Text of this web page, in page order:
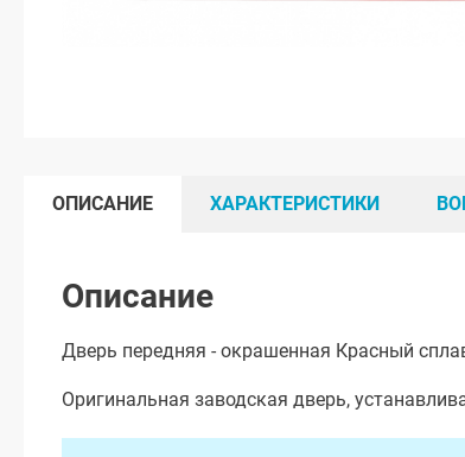
ОПИСАНИЕ ХАРАКТЕРИСТИКИ
Описание
Дверь передняя - окрашенная Красный
Оригинальная заводская дверь,